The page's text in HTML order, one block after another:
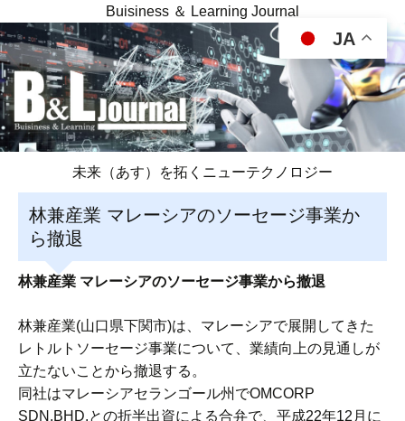
Buisiness ＆ Learning Journal
未来（あす）を拓くニューテクノロジー
林兼産業 マレーシアのソーセージ事業か
ら撤退
林兼産業 マレーシアのソーセージ事業から撤退
林兼産業(山口県下関市)は、マレーシアで展開してきた
レトルトソーセージ事業について、業績向上の見通しが
立たないことから撤退する。
同社はマレーシアセランゴール州でOMCORP
SDN.BHD.との折半出資による合弁で、平成22年12月に
JA